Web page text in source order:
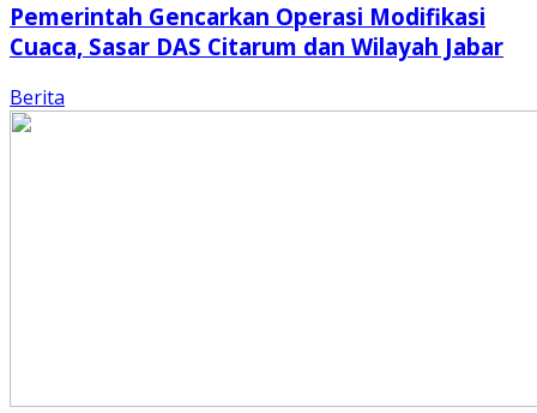
Pemerintah Gencarkan Operasi Modifikasi
Cuaca, Sasar DAS Citarum dan Wilayah Jabar
Berita